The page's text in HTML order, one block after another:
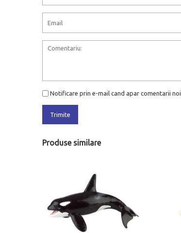
Notificare prin e-mail cand apar comentarii noi
Trimite
Produse similare